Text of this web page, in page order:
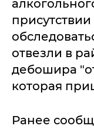
присутствии
отвезли в
дебошира
которая
Ранее